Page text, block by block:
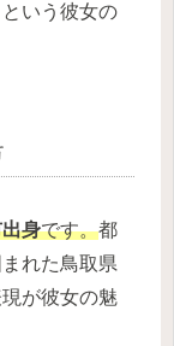
いう彼女の
身です。都
れた鳥取県
が彼女の魅